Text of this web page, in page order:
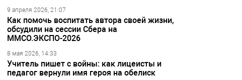
9 апреля 2026, 21:07
Как помочь воспитать автора своей жизни,
обсудили на сессии Сбера на
ММСО.ЭКСПО-2026
8 мая 2026, 14:33
Учитель пишет с войны: как лицеисты и
педагог вернули имя героя на обелиск